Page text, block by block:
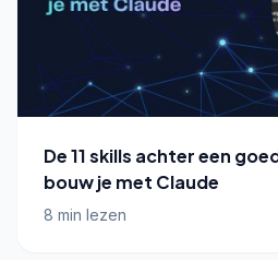
De 11 skills achter een
bouw je met Claude
8 min lezen